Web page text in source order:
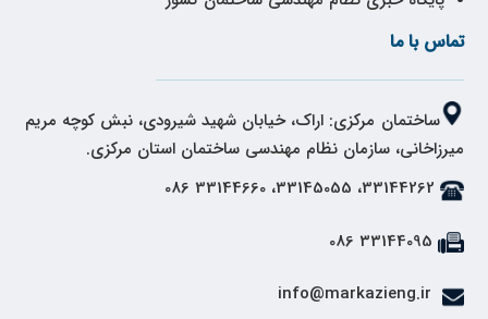
تماس با ما
ساختمان مرکزی: اراک، خیابان شهید شیرودی، نبش کوچه مریم
میرزاخانی، سازمان نظام مهندسی ساختمان استان مرکزی.
33144262، 33145055، 33144660 086
33144095 086